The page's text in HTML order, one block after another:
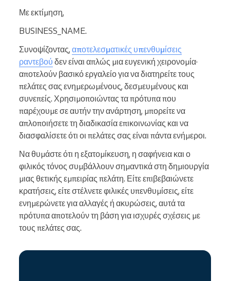
Με εκτίμηση,
BUSINESS_NAME.
Συνοψίζοντας, αποτελεσματικές υπενθυμίσεις
ραντεβού δεν είναι απλώς μια ευγενική χειρονομία·
αποτελούν βασικό εργαλείο για να διατηρείτε τους
πελάτες σας ενημερωμένους, δεσμευμένους και
συνεπείς. Χρησιμοποιώντας τα πρότυπα που
παρέχουμε σε αυτήν την ανάρτηση, μπορείτε να
απλοποιήσετε τη διαδικασία επικοινωνίας και να
διασφαλίσετε ότι οι πελάτες σας είναι πάντα ενήμεροι.
Να θυμάστε ότι η εξατομίκευση, η σαφήνεια και ο
φιλικός τόνος συμβάλλουν σημαντικά στη δημιουργία
μιας θετικής εμπειρίας πελάτη. Είτε επιβεβαιώνετε
κρατήσεις, είτε στέλνετε φιλικές υπενθυμίσεις, είτε
ενημερώνετε για αλλαγές ή ακυρώσεις, αυτά τα
πρότυπα αποτελούν τη βάση για ισχυρές σχέσεις με
τους πελάτες σας.